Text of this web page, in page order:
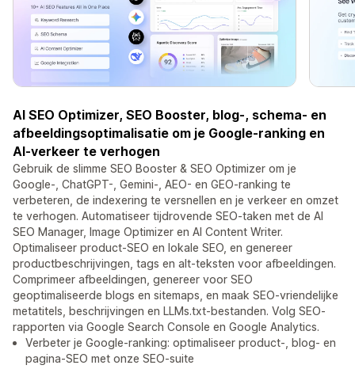
AI SEO Optimizer, SEO Booster, blog-, schema- en
afbeeldingsoptimalisatie om je Google-ranking en
AI-verkeer te verhogen
Gebruik de slimme SEO Booster & SEO Optimizer om je
Google-, ChatGPT-, Gemini-, AEO- en GEO-ranking te
verbeteren, de indexering te versnellen en je verkeer en omzet
te verhogen. Automatiseer tijdrovende SEO-taken met de AI
SEO Manager, Image Optimizer en AI Content Writer.
Optimaliseer product-SEO en lokale SEO, en genereer
productbeschrijvingen, tags en alt-teksten voor afbeeldingen.
Comprimeer afbeeldingen, genereer voor SEO
geoptimaliseerde blogs en sitemaps, en maak SEO-vriendelijke
metatitels, beschrijvingen en LLMs.txt-bestanden. Volg SEO-
rapporten via Google Search Console en Google Analytics.
Verbeter je Google-ranking: optimaliseer product-, blog- en
pagina-SEO met onze SEO-suite